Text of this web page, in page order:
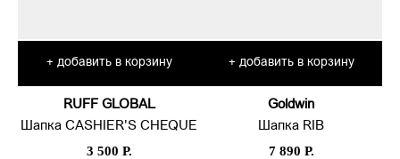
+ добавить в корзину
RUFF GLOBAL
Шапка CASHIER'S CHEQUE
3 500 Р.
+ добавить в корзину
Goldwin
Шапка RIB
7 890 Р.